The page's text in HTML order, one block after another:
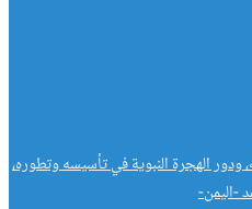
ودور الهجرة النبوية في تأسيسه وتطوره،
-اليمن-